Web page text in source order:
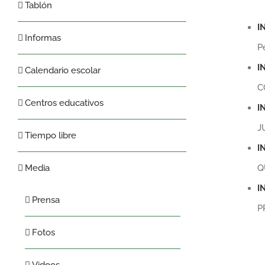
Tablón
Informas
Calendario escolar
Centros educativos
Tiempo libre
Media
Prensa
Fotos